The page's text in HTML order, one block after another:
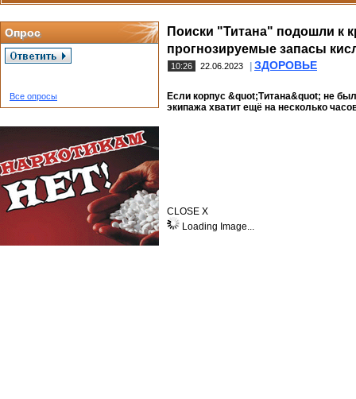
Опрос
Все опросы
Поиски "Титана" подошли к
прогнозируемые запасы
10:26 22.06.2023 ЗДОРОВЬЕ
Если корпус &quot;Титана&quot; не
экипажа хватит ещё на несколько
CLOSE X
Loading Image...